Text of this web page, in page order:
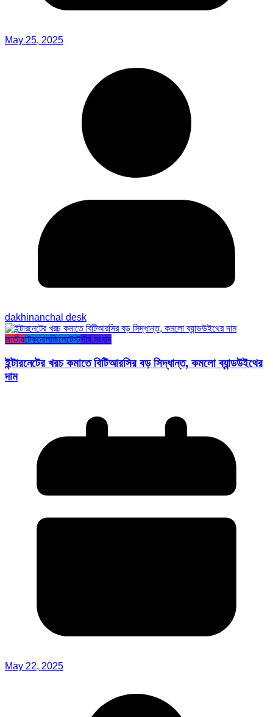
May 25, 2025
dakhinanchal desk
জাতীয়টেকনোলজিলেটেস্টশীর্ষ সংবাদ
ইন্টারনেটের খরচ কমাতে বিটিআরসির বড় সিদ্ধান্ত, কমলো ব্যান্ডউইথের
দাম
May 22, 2025